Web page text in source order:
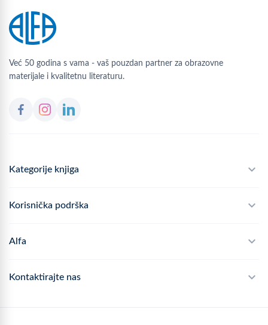
Već 50 godina s vama - vaš pouzdan partner za obrazovne
materijale i kvalitetnu literaturu.
Kategorije knjiga
Školski program
Korisnička podrška
Često postavljana pitanja
Alfa
Politika privatnosti
Kontaktirajte nas